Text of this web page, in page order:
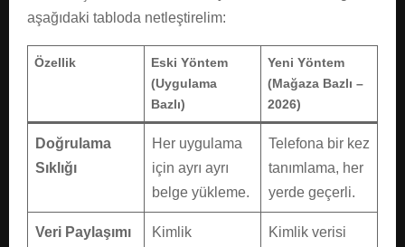
aşağıdaki tabloda netleştirelim:
Özellik
Eski Yöntem
(Uygulama
Bazlı)
Yeni Yöntem
(Mağaza Bazlı –
2026)
Doğrulama
Sıklığı
Her uygulama
için ayrı ayrı
belge yükleme.
Telefona bir kez
tanımlama, her
yerde geçerli.
Veri Paylaşımı
Kimlik
Kimlik verisi